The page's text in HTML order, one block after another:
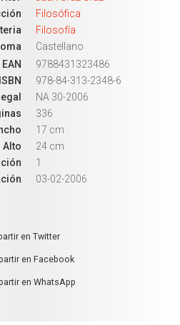
Filosófica
Filosofía
Castellano
EAN
9788431323486
ISBN
978-84-313-2348-6
NA 30-2006
336
17 cm
Alto
24 cm
1
03-02-2006
en Twitter
en Facebook
en WhatsApp